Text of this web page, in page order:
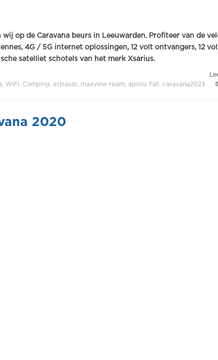
op de Caravana beurs in Leeuwarden. Profiteer van de
4G / 5G internet oplossingen, 12 volt ontvangers, 12
satelliet schotels van het merk Xsarius.
WiFi Camping astrasat maxview roam apollo flat caravana2023
2020